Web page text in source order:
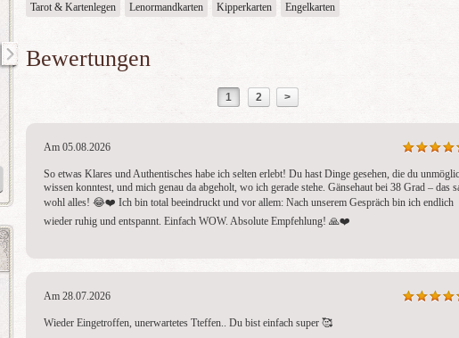
Gipsy
11001
Matilda
für das hilfreiche Gespräch
Herz und
Tarot & Kartenlegen Lenormandkarten Kipperkarten Engelkarten
Bewertungen
1 2 >
Am 05.08.2026
So etwas Klares und Authentisches habe ich selten erlebt! Du hast Dinge gesehen, die du
wissen konntest, und mich genau da abgeholt, wo ich gerade stehe. Gänsehaut bei 38 Grad – das
wohl alles! 😂❤️ Ich bin total beeindruckt und vor allem: Nach unserem Gespräch bin ich endlich
wieder ruhig und entspannt. Einfach WOW. Absolute Empfehlung! 🙏❤️
Am 28.07.2026
Wieder Eingetroffen, unerwartetes Tteffen.. Du bist einfach super 🥰